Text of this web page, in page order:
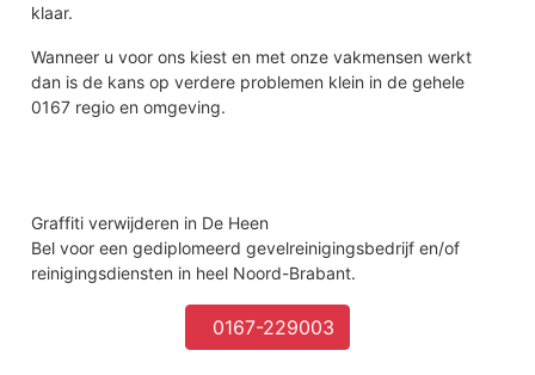
klaar.
Wanneer u voor ons kiest en met onze vakmensen werkt
dan is de kans op verdere problemen klein in de gehele
0167 regio en omgeving.
Graffiti verwijderen in De Heen
Bel voor een gediplomeerd gevelreinigingsbedrijf en/of
reinigingsdiensten in heel Noord-Brabant.
0167-229003